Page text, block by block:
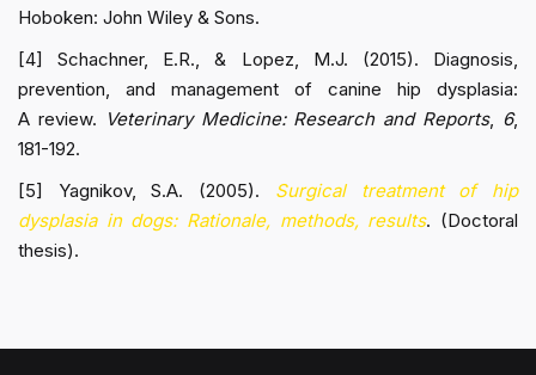
Hoboken: John Wiley & Sons.
[4] Schachner, E.R., & Lopez, M.J. (2015). Diagnosis,
prevention, and management of canine hip dysplasia:
A review. Veterinary Medicine: Research and Reports, 6,
181-192.
[5] Yagnikov, S.A. (2005). Surgical treatment of hip
dysplasia in dogs: Rationale, methods, results. (Doctoral
thesis).